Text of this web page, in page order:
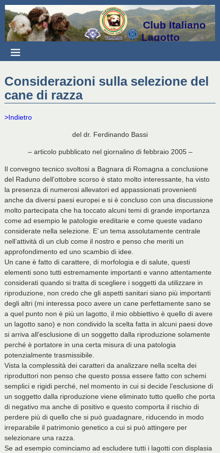
Club Italiano
Lagotto
Considerazioni sulla selezione del
cane di razza
>Indietro
del dr. Ferdinando Bassi
– articolo pubblicato nel giornalino di febbraio 2005 –
Il convegno tecnico svoltosi a Bagnara di Romagna a conclusione
del Raduno dell’ottobre scorso è stato molto interessante, ha visto
la presenza di numerosi allevatori ed appassionati provenienti
anche da diversi paesi europei e si è concluso con una discussione
molto partecipata che ha toccato alcuni temi di grande importanza
come ad esempio le patologie ereditarie e come queste vadano
considerate nella selezione. E’ un tema assolutamente centrale
nell’attività di un club come il nostro e penso che meriti un
approfondimento ed uno scambio di idee.
Un cane è fatto di carattere, di morfologia e di salute, questi
elementi sono tutti estremamente importanti e vanno attentamente
considerati quando si tratta di scegliere i soggetti da utilizzare in
riproduzione, non credo che gli aspetti sanitari siano più importanti
degli altri (mi interessa poco avere un cane perfettamente sano se
a quel punto non è più un lagotto, il mio obbiettivo è quello di avere
un lagotto sano) e non condivido la scelta fatta in alcuni paesi dove
si arriva all’esclusione di un soggetto dalla riproduzione solamente
perché è portatore in una certa misura di una patologia
potenzialmente trasmissibile.
Vista la complessità dei caratteri da analizzare nella scelta dei
riproduttori non penso che questo possa essere fatto con schemi
semplici e rigidi perché, nel momento in cui si decide l’esclusione di
un soggetto dalla riproduzione viene eliminato tutto quello che porta
di negativo ma anche di positivo e questo comporta il rischio di
perdere più di quello che si può guadagnare, riducendo in modo
irreparabile il patrimonio genetico a cui si può attingere per
selezionare una razza.
Se ad esempio cominciamo ad escludere tutti i lagotti con displasia